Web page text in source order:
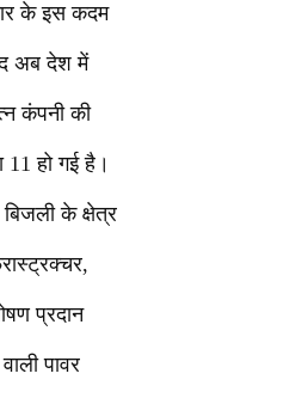
के इस कदम
अब देश में
कंपनी की
11 हो गई है।
के क्षेत्र
प्रदान
पावर